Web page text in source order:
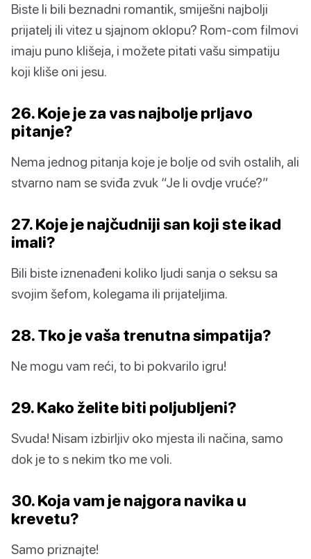
Biste li bili beznadni romantik, smiješni najbolji
prijatelj ili vitez u sjajnom oklopu? Rom-com filmovi
imaju puno klišeja, i možete pitati vašu simpatiju
koji kliše oni jesu.
26. Koje je za vas najbolje prljavo
pitanje?
Nema jednog pitanja koje je bolje od svih ostalih, ali
stvarno nam se sviđa zvuk “Je li ovdje vruće?”
27. Koje je najčudniji san koji ste ikad
imali?
Bili biste iznenađeni koliko ljudi sanja o seksu sa
svojim šefom, kolegama ili prijateljima.
28. Tko je vaša trenutna simpatija?
Ne mogu vam reći, to bi pokvarilo igru!
29. Kako želite biti poljubljeni?
Svuda! Nisam izbirljiv oko mjesta ili načina, samo
dok je to s nekim tko me voli.
30. Koja vam je najgora navika u
krevetu?
Samo priznajte!